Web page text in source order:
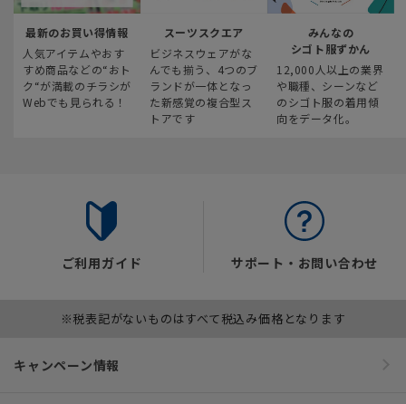
最新のお買い得情報
人気アイテムやおす
すめ商品などの“おト
ク“が満載のチラシが
Webでも見られる！
スーツスクエア
ビジネスウェアがな
んでも揃う、4つのブ
ランドが一体となっ
た新感覚の複合型ス
トアです
みんなの
シゴト服ずかん
12,000人以上の業界
や職種、シーンなど
のシゴト服の着用傾
向をデータ化。
ご利用ガイド サポート・お問い合わせ
※税表記がないものはすべて税込み価格となります
キャンペーン情報